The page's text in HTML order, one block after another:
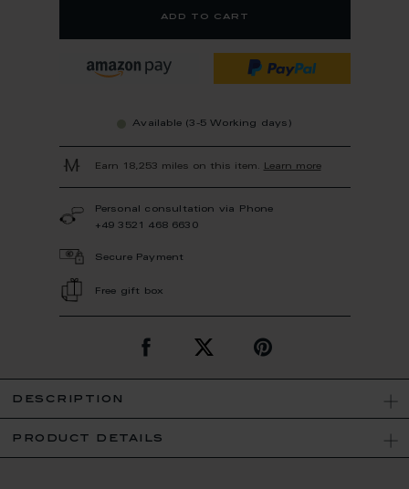
add to cart
Available (3-5 Working days)
Earn 18,253 miles on this item. Learn more
Personal consultation via Phone
+49 3521 468 6630
Secure Payment
Free gift box
description
product details